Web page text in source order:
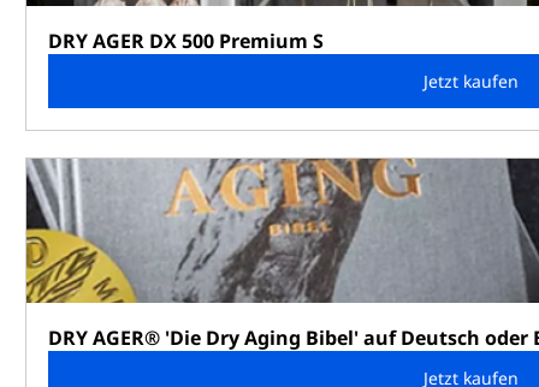
DRY AGER DX 500 Premium S
Jetzt kaufen
DRY AGER® 'Die Dry Aging Bibel' auf Deutsch oder
Jetzt kaufen